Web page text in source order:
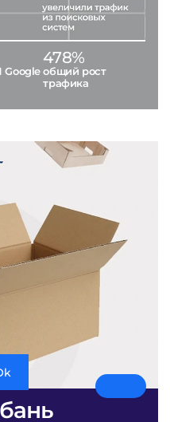
Google
478%
общий рост
трафика